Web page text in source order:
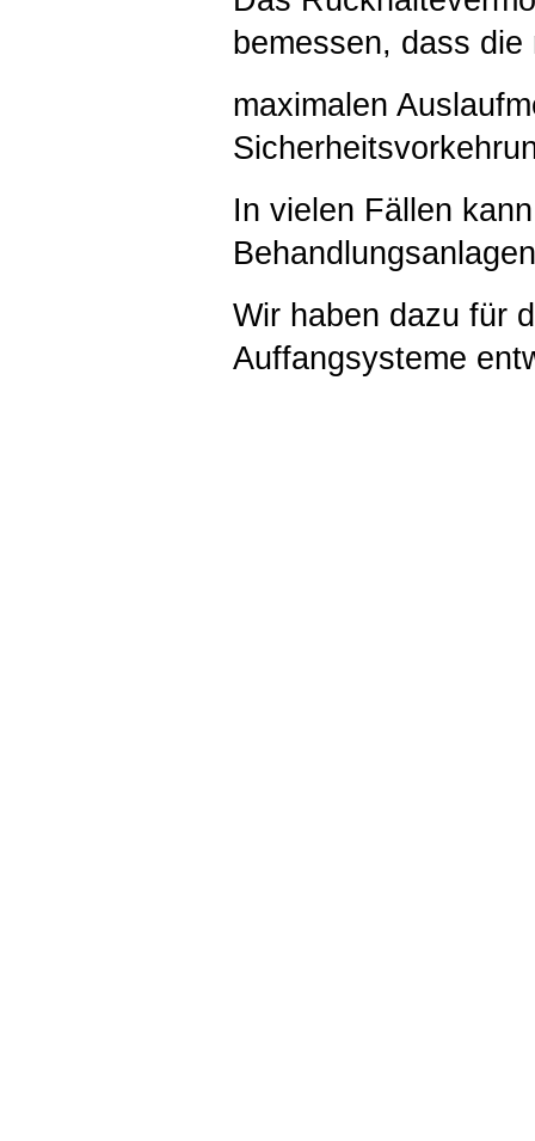
bemessen, dass die
maximalen
In vielen Fällen
Wir haben dazu für
Auffangsysteme